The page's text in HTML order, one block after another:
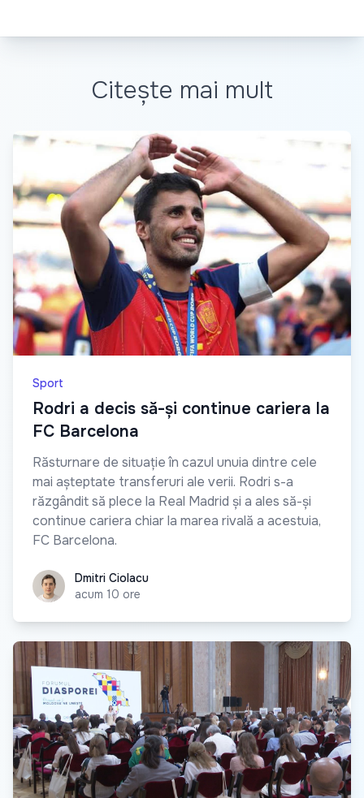
Citește mai mult
Sport
Rodri a decis să-și continue cariera la
FC Barcelona
Răsturnare de situație în cazul unuia dintre cele
mai așteptate transferuri ale verii. Rodri s-a
răzgândit să plece la Real Madrid și a ales să-și
continue cariera chiar la marea rivală a acestuia,
FC Barcelona.
Dmitri Ciolacu
Dmitri Ciolacu
acum 10 ore